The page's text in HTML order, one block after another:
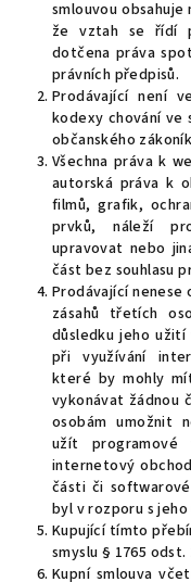
smlouvou
že vztah se řídí
dotčena práva
právních předpisů.
Prodávající není
kodexy chování ve
občanského
Všechna práva k
autorská práva k
filmů, grafik,
prvků, náleží
upravovat nebo
část bez souhlasu
Prodávající
zásahů třetích
důsledku jeho užití
při využívání
které by mohly
vykonávat žádnou
osobám umožnit
užít programové
internetový
části či
byl v rozporu s
Kupující tímto
smyslu § 1765
Kupní smlouva